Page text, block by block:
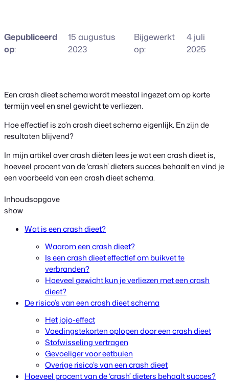
Gepubliceerd
op:
15 augustus
2023
Bijgewerkt
op:
4 juli
2025
Een crash dieet schema wordt meestal ingezet om op korte
termijn veel en snel gewicht te verliezen.
Hoe effectief is zo’n crash dieet schema eigenlijk. En zijn de
resultaten blijvend?
In mijn artikel over crash diëten lees je wat een crash dieet is,
hoeveel procent van de ‘crash’ dieters succes behaalt en vind je
een voorbeeld van een crash dieet schema.
Inhoudsopgave
show
Wat is een crash dieet?
Waarom een crash dieet?
Is een crash dieet effectief om buikvet te
verbranden?
Hoeveel gewicht kun je verliezen met een crash
dieet?
De risico’s van een crash dieet schema
Het jojo-effect
Voedingstekorten oplopen door een crash dieet
Stofwisseling vertragen
Gevoeliger voor eetbuien
Overige risico’s van een crash dieet
Hoeveel procent van de ‘crash’ dieters behaalt succes?